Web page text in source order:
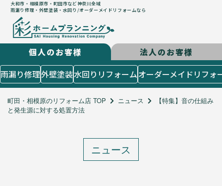
大和市・相模原市・町田市など神奈川全域
雨漏り修理・外壁塗装・水回り/オーダーメイドリフォームなら
はじめての方
５つのコンセプト
施工までの流れ
よくあるご質問
個人のお客様
法人のお客様
雨漏り修理外壁塗装水回りリフォームオーダーメイドリフォ
町田・相模原のリフォーム店 TOP ニュース
【特集】音の仕組み
と発生源に対する処置方法
ニュース